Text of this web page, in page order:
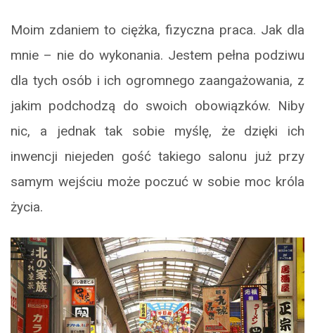
Moim zdaniem to ciężka, fizyczna praca. Jak dla
mnie – nie do wykonania. Jestem pełna podziwu
dla tych osób i ich ogromnego zaangażowania, z
jakim podchodzą do swoich obowiązków. Niby
nic, a jednak tak sobie myślę, że dzięki ich
inwencji niejeden gość takiego salonu już przy
samym wejściu może poczuć w sobie moc króla
życia.